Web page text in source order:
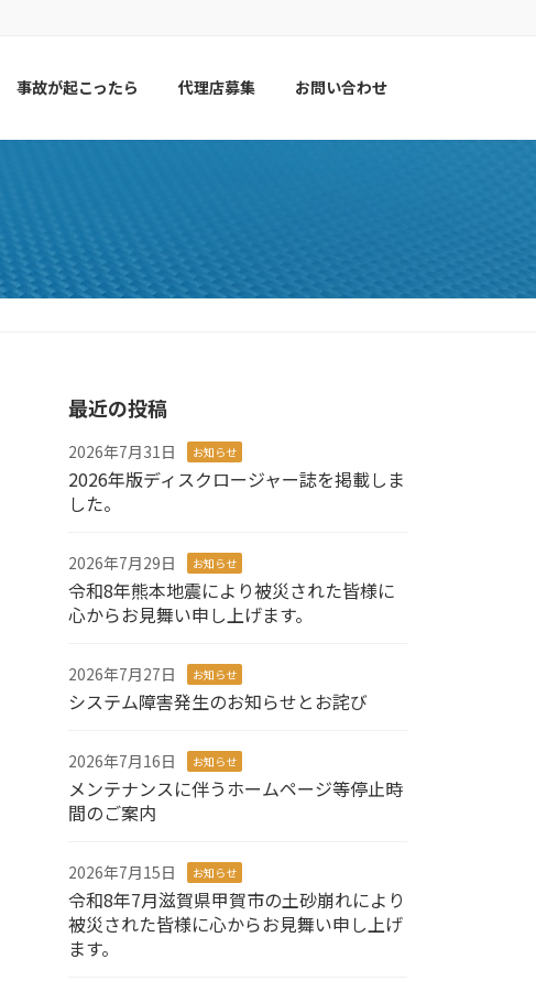
事故が起こったら 代理店募集 お問い合わせ
最近の投稿
2026年7月31日 お知らせ
2026年版ディスクロージャー誌を掲載しま
した。
2026年7月29日 お知らせ
令和8年熊本地震により被災された皆様に
心からお見舞い申し上げます。
2026年7月27日 お知らせ
システム障害発生のお知らせとお詫び
2026年7月16日 お知らせ
メンテナンスに伴うホームページ等停止時
間のご案内
2026年7月15日 お知らせ
令和8年7月滋賀県甲賀市の土砂崩れにより
被災された皆様に心からお見舞い申し上げ
ます。